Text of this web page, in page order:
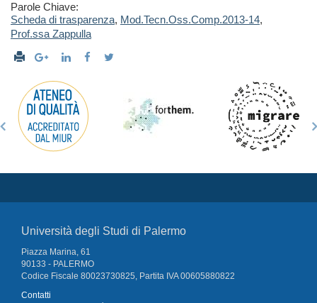
Parole Chiave:
Scheda di trasparenza, Mod.Tecn.Oss.Comp.2013-14,
Prof.ssa Zappulla
Università degli Studi di Palermo
Piazza Marina, 61
90133 - PALERMO
Codice Fiscale 80023730825, Partita IVA 00605880822
Contatti